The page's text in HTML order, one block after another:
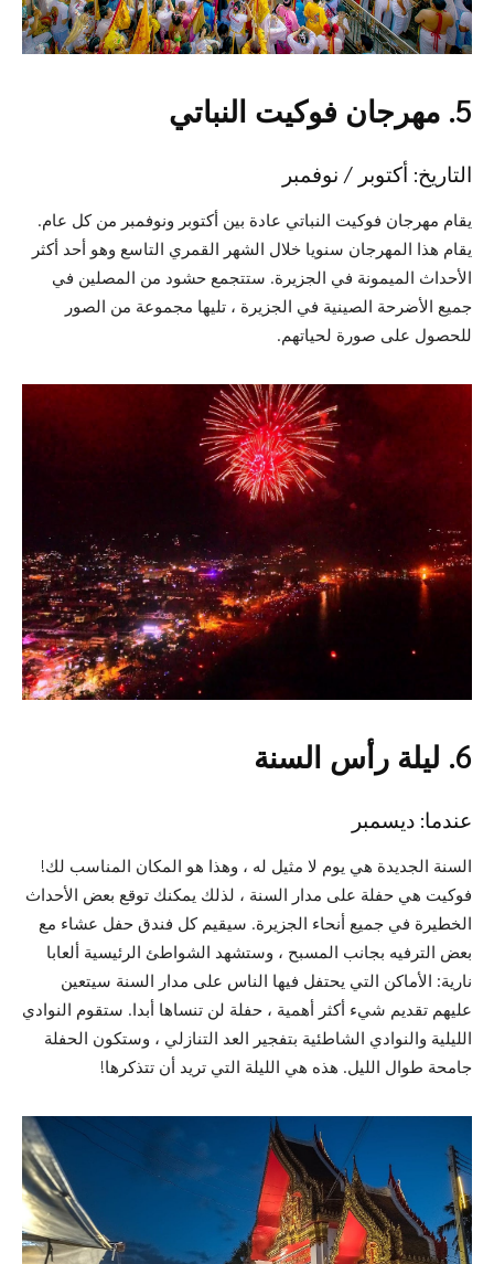
5. مهرجان فوكيت النباتي
التاريخ: أكتوبر / نوفمبر
يقام مهرجان فوكيت النباتي عادة بين أكتوبر ونوفمبر من كل عام.
يقام هذا المهرجان سنويا خلال الشهر القمري التاسع وهو أحد أكثر
الأحداث الميمونة في الجزيرة. ستتجمع حشود من المصلين في
جميع الأضرحة الصينية في الجزيرة ، تليها مجموعة من الصور
للحصول على صورة لحياتهم.
6. ليلة رأس السنة
عندما: ديسمبر
السنة الجديدة هي يوم لا مثيل له ، وهذا هو المكان المناسب لك!
فوكيت هي حفلة على مدار السنة ، لذلك يمكنك توقع بعض الأحداث
الخطيرة في جميع أنحاء الجزيرة. سيقيم كل فندق حفل عشاء مع
بعض الترفيه بجانب المسبح ، وستشهد الشواطئ الرئيسية ألعابا
نارية: الأماكن التي يحتفل فيها الناس على مدار السنة سيتعين
عليهم تقديم شيء أكثر أهمية ، حفلة لن تنساها أبدا. ستقوم النوادي
الليلية والنوادي الشاطئية بتفجير العد التنازلي ، وستكون الحفلة
جامحة طوال الليل. هذه هي الليلة التي تريد أن تتذكرها!